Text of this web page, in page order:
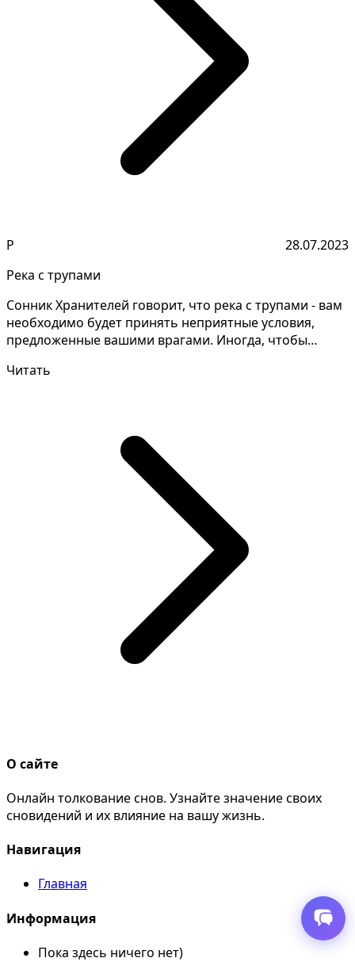
Р
28.07.2023
Река с трупами
Сонник Хранителей говорит, что река с трупами - вам
необходимо будет принять неприятные условия,
предложенные вашими врагами. Иногда, чтобы
Читать
О сайте
Онлайн толкование снов. Узнайте значение своих
сновидений и их влияние на вашу жизнь.
Навигация
Главная
Информация
Пока здесь ничего нет)